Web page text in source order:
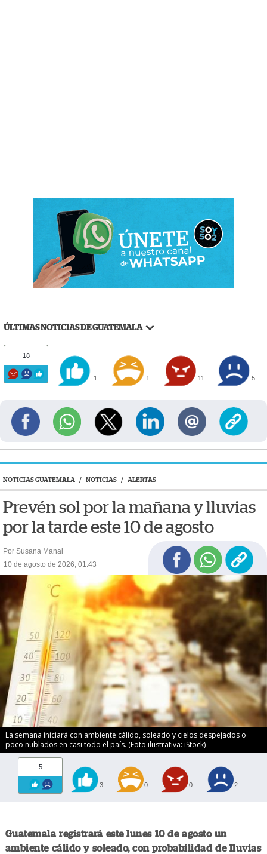
ÚLTIMAS NOTICIAS DE GUATEMALA
18
1 1 11 5
NOTICIAS GUATEMALA / NOTICIAS / ALERTAS
Prevén sol por la mañana y lluvias
por la tarde este 10 de agosto
Por Susana Manai
10 de agosto de 2026, 01:43
La semana iniciará con ambiente cálido, soleado y cielos despejados o
poco nublados en casi todo el país. (Foto ilustrativa: iStock)
5
3 0 0 2
Guatemala registrará este lunes 10 de agosto un
ambiente cálido y soleado, con probabilidad de lluvias